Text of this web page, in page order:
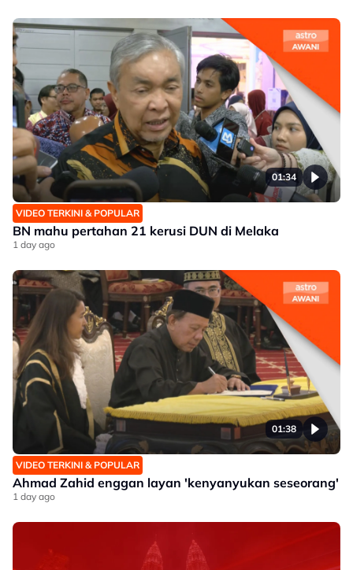
01:34
VIDEO TERKINI & POPULAR
BN mahu pertahan 21 kerusi DUN di Melaka
1 day ago
01:38
VIDEO TERKINI & POPULAR
Ahmad Zahid enggan layan 'kenyanyukan seseorang'
1 day ago